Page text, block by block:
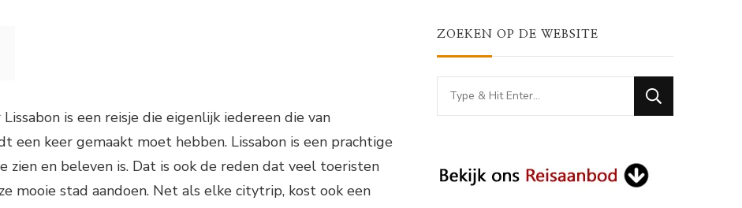
is een reisje die eigenlijk iedereen die van
een keer gemaakt moet hebben. Lissabon is een prachtige
zien en beleven is. Dat is ook de reden dat veel toeristen
mooie stad aandoen. Net als elke citytrip, kost ook een
ZOEKEN OP DE WEBSITE
Looking
for